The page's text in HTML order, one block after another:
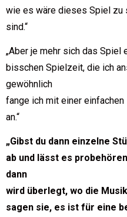
wie es wäre dieses Spiel zu
sind.“
„Aber je mehr sich das Spiel
bisschen Spielzeit, die ich
gewöhnlich
fange ich mit einer
an.“
„Gibst du dann einzelne
ab und lässt es
dann
wird überlegt, wo die
sagen sie, es ist für eine